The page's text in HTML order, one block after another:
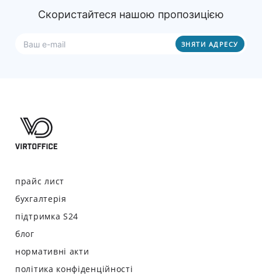
Скористайтеся нашою пропозицією
прайс лист
бухгалтерія
підтримка S24
блог
нормативні акти
політика конфіденційності